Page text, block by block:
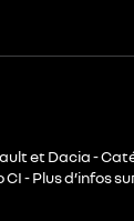
et Dacia -
- Plus d’infos